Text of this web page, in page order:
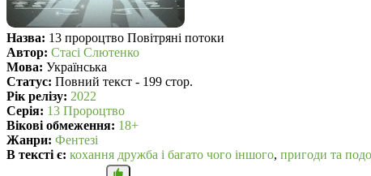
Назва: 13 пророцтво Повітряні потоки
Автор: Стасі Слютенко
Мова: Українська
Статус: Повний текст - 199 стор.
Рік релізу: 2022
Серія: 13 Пророцтво
Вікові обмеження: 18+
Жанри: Фентезі
В текcті є: кохання дружба і багато чого іншого, пригоди та